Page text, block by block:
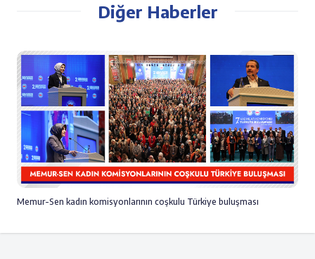
Diğer Haberler
Memur-Sen kadın komisyonlarının coşkulu Türkiye buluşması